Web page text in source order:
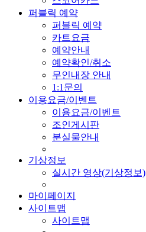
퍼블릭 예약
퍼블릭 예약
카트요금
예약안내
예약확인/취소
무인내장 안내
1:1문의
이용요금/이벤트
이용요금/이벤트
조인게시판
분실물안내
기상정보
실시간 영상(기상정보)
마이페이지
사이트맵
사이트맵